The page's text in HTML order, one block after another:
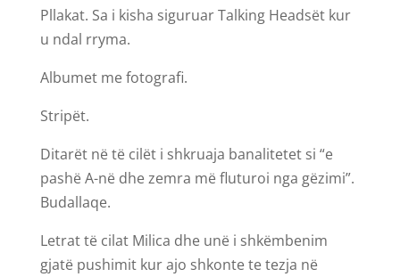
Pllakat. Sa i kisha siguruar Talking Headsët kur
u ndal rryma.
Albumet me fotografi.
Stripët.
Ditarët në të cilët i shkruaja banalitetet si “e
pashë A-në dhe zemra më fluturoi nga gëzimi”.
Budallaqe.
Letrat të cilat Milica dhe unë i shkëmbenim
gjatë pushimit kur ajo shkonte te tezja në